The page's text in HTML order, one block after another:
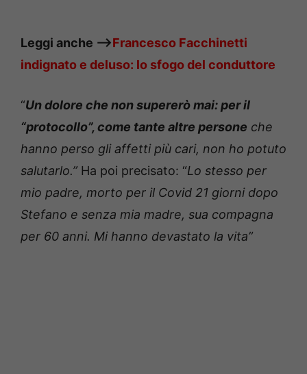
Leggi anche —->Francesco Facchinetti
indignato e deluso: lo sfogo del conduttore
“Un dolore che non supererò mai: per il
“protocollo”, come tante altre persone che
hanno perso gli affetti più cari, non ho potuto
salutarlo.” Ha poi precisato: “Lo stesso per
mio padre, morto per il Covid 21 giorni dopo
Stefano e senza mia madre, sua compagna
per 60 anni. Mi hanno devastato la vita”